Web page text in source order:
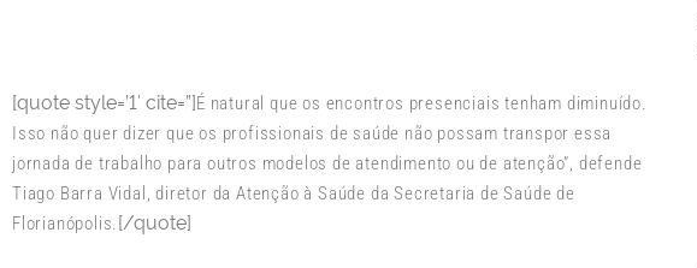
[quote style=’1′ cite=”]É natural que os encontros presenciais tenham diminuído.
Isso não quer dizer que os profissionais de saúde não possam transpor essa
jornada de trabalho para outros modelos de atendimento ou de atenção”, defende
Tiago Barra Vidal, diretor da Atenção à Saúde da Secretaria de Saúde de
Florianópolis.[/quote]